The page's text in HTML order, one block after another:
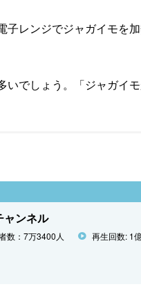
子レンジでジャガイモを
いでしょう。「ジャガイ
ャンネル
数：7万3400人 再生回数: 1